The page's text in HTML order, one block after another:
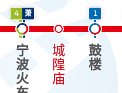
4 萧
宁
波
火
城
隍
庙
1
鼓
楼